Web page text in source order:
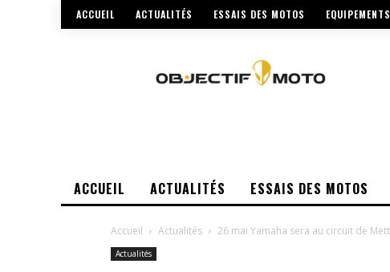
ACCUEIL ACTUALITÉS ESSAIS DES MOTOS
ACCUEIL ACTUALITÉS ESSAIS DES MOTOS
Accueil Actualités 26 mai Yamaha sera au circuit de
Actualités